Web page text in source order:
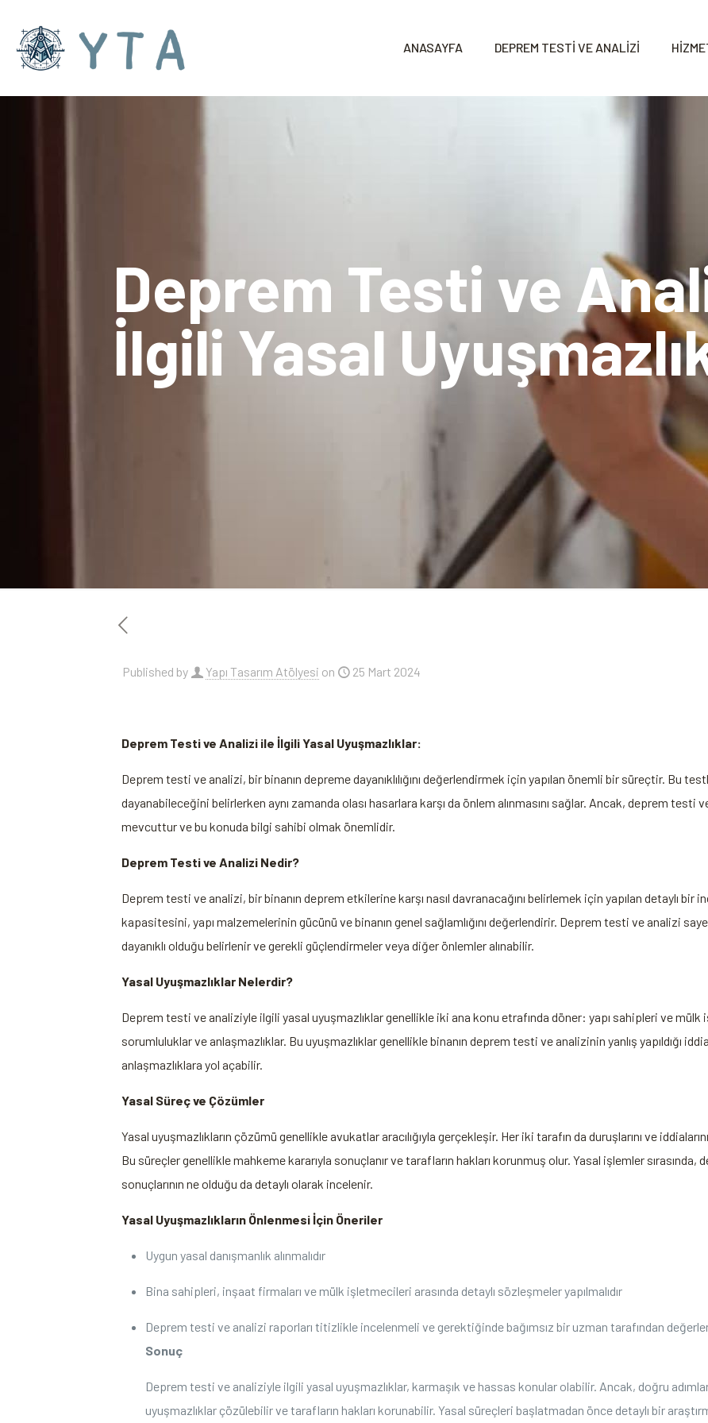
ANASAYFA DEPREM TESTİ VE ANALİZİ
Deprem Testi ve
İlgili Yasal
Published by Yapı Tasarım Atölyesi on 25 Mart 2024
Deprem Testi ve Analizi ile İlgili Yasal Uyuşmazlıklar:
Deprem testi ve analizi, bir binanın depreme dayanıklılığını değerlendirmek için yapılan önemli bir süreçtir. Bu
dayanabileceğini belirlerken aynı zamanda olası hasarlara karşı da önlem alınmasını sağlar. Ancak, deprem testi
mevcuttur ve bu konuda bilgi sahibi olmak önemlidir.
Deprem Testi ve Analizi Nedir?
Deprem testi ve analizi, bir binanın deprem etkilerine karşı nasıl davranacağını belirlemek için yapılan detaylı bir
kapasitesini, yapı malzemelerinin gücünü ve binanın genel sağlamlığını değerlendirir. Deprem testi ve analizi
dayanıklı olduğu belirlenir ve gerekli güçlendirmeler veya diğer önlemler alınabilir.
Yasal Uyuşmazlıklar Nelerdir?
Deprem testi ve analiziyle ilgili yasal uyuşmazlıklar genellikle iki ana konu etrafında döner: yapı sahipleri ve
sorumluluklar ve anlaşmazlıklar. Bu uyuşmazlıklar genellikle binanın deprem testi ve analizinin yanlış yapıldığı
anlaşmazlıklara yol açabilir.
Yasal Süreç ve Çözümler
Yasal uyuşmazlıkların çözümü genellikle avukatlar aracılığıyla gerçekleşir. Her iki tarafın da duruşlarını ve
Bu süreçler genellikle mahkeme kararıyla sonuçlanır ve tarafların hakları korunmuş olur. Yasal işlemler sırasında,
sonuçlarının ne olduğu da detaylı olarak incelenir.
Yasal Uyuşmazlıkların Önlenmesi İçin Öneriler
Uygun yasal danışmanlık alınmalıdır
Bina sahipleri, inşaat firmaları ve mülk işletmecileri arasında detaylı sözleşmeler yapılmalıdır
Deprem testi ve analizi raporları titizlikle incelenmeli ve gerektiğinde bağımsız bir uzman tarafından
Sonuç
Deprem testi ve analiziyle ilgili yasal uyuşmazlıklar, karmaşık ve hassas konular olabilir. Ancak, doğru
uyuşmazlıklar çözülebilir ve tarafların hakları korunabilir. Yasal süreçleri başlatmadan önce detaylı bir